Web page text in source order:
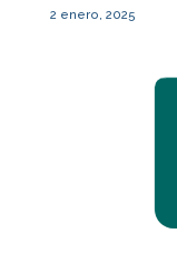
2 enero, 2025